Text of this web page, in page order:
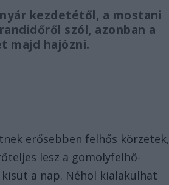
kezdetétől, a mostani
szól, azonban a
majd hajózni.
erősebben felhős körzetek,
lesz a gomolyfelhő-
a nap. Néhol kialakulhat